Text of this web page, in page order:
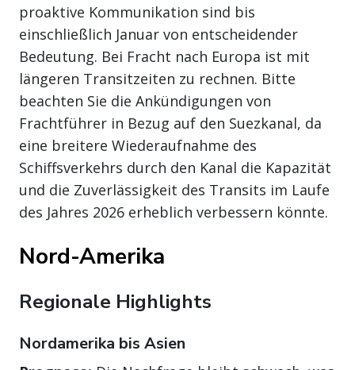
proaktive Kommunikation sind bis
einschließlich Januar von entscheidender
Bedeutung. Bei Fracht nach Europa ist mit
längeren Transitzeiten zu rechnen. Bitte
beachten Sie die Ankündigungen von
Frachtführer in Bezug auf den Suezkanal, da
eine breitere Wiederaufnahme des
Schiffsverkehrs durch den Kanal die Kapazität
und die Zuverlässigkeit des Transits im Laufe
des Jahres 2026 erheblich verbessern könnte.
Nord-Amerika
Regionale Highlights
Nordamerika bis Asien